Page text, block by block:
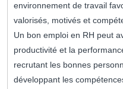
environnement de travail
valorisés, motivés et
Un bon emploi en RH peut
productivité et la
recrutant les bonnes
développant les